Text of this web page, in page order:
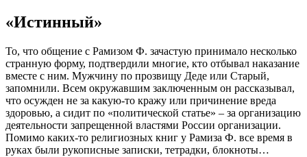
«Истинный»
То, что общение с Рамизом Ф. зачастую принимало несколько
странную форму, подтвердили многие, кто отбывал наказание
вместе с ним. Мужчину по прозвищу Деде или Старый,
запомнили. Всем окружавшим заключенным он рассказывал,
что осужден не за какую-то кражу или причинение вреда
здоровью, а сидит по «политической статье» – за организацию
деятельности запрещенной властями России организации.
Помимо каких-то религиозных книг у Рамиза Ф. все время в
руках были рукописные записки, тетрадки, блокноты…